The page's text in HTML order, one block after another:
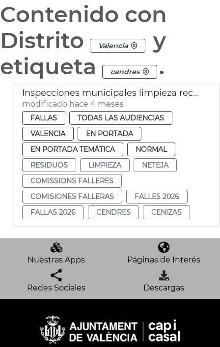
Contenido con
Distrito
Valencia
y
etiqueta
cendres .
Inspecciones municipales limpieza recogida residuos Fallas València 2026
modificado hace 4 meses
FALLAS
TODAS LAS AUDIENCIAS
VALENCIA
EN PORTADA
EN PORTADA TEMÁTICA
NORMAL
RESIDUOS
LIMPIEZA
NETEJA
COMISSIONS FALLERES
COMISIONES FALLERAS
FALLES 2026
FALLAS 2026
CENDRES CENIZAS
Nuestras Apps Páginas de Interés
Redes Sociales Descargas